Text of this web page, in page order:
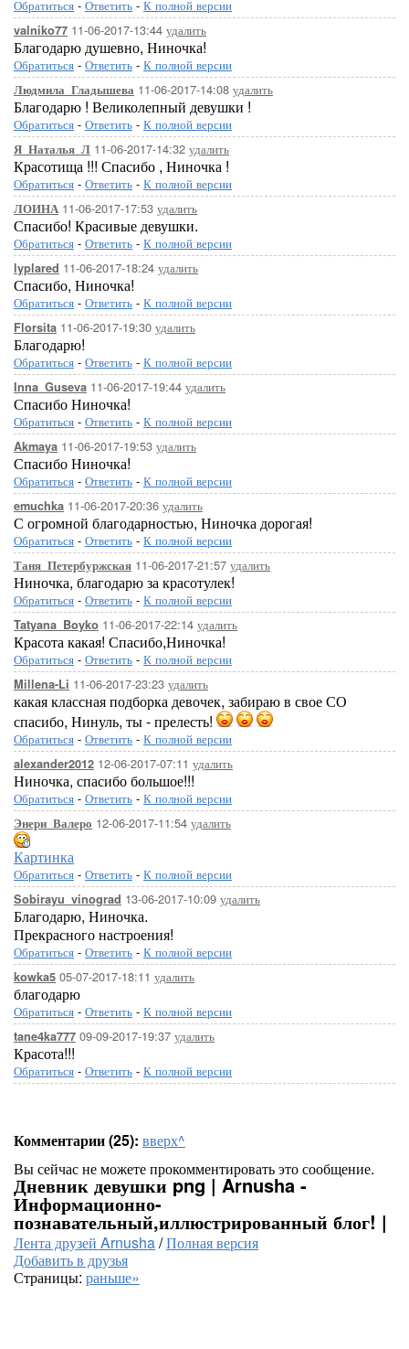
Обратиться - Ответить - К полной версии
valniko77 11-06-2017-13:44 удалить
Благодарю душевно, Ниночка!
Обратиться - Ответить - К полной версии
Людмила_Гладышева 11-06-2017-14:08 удалить
Благодарю ! Великолепный девушки !
Обратиться - Ответить - К полной версии
Я_Наталья_Л 11-06-2017-14:32 удалить
Красотища !!! Спасибо , Ниночка !
Обратиться - Ответить - К полной версии
ЛОИНА 11-06-2017-17:53 удалить
Спасибо! Красивые девушки.
Обратиться - Ответить - К полной версии
lyplared 11-06-2017-18:24 удалить
Спасибо, Ниночка!
Обратиться - Ответить - К полной версии
Florsita 11-06-2017-19:30 удалить
Благодарю!
Обратиться - Ответить - К полной версии
Inna_Guseva 11-06-2017-19:44 удалить
Спасибо Ниночка!
Обратиться - Ответить - К полной версии
Akmaya 11-06-2017-19:53 удалить
Спасибо Ниночка!
Обратиться - Ответить - К полной версии
emuchka 11-06-2017-20:36 удалить
С огромной благодарностью, Ниночка дорогая!
Обратиться - Ответить - К полной версии
Таня_Петербуржская 11-06-2017-21:57 удалить
Ниночка, благодарю за красотулек!
Обратиться - Ответить - К полной версии
Tatyana_Boyko 11-06-2017-22:14 удалить
Красота какая! Спасибо,Ниночка!
Обратиться - Ответить - К полной версии
Millena-Li 11-06-2017-23:23 удалить
какая классная подборка девочек, забираю в свое СО
спасибо, Нинуль, ты - прелесть!
Обратиться - Ответить - К полной версии
alexander2012 12-06-2017-07:11 удалить
Ниночка, спасибо большое!!!
Обратиться - Ответить - К полной версии
Энери_Валеро 12-06-2017-11:54 удалить
Картинка
Обратиться - Ответить - К полной версии
Sobirayu_vinograd 13-06-2017-10:09 удалить
Благодарю, Ниночка.
Прекрасного настроения!
Обратиться - Ответить - К полной версии
kowka5 05-07-2017-18:11 удалить
благодарю
Обратиться - Ответить - К полной версии
tane4ka777 09-09-2017-19:37 удалить
Красота!!!
Обратиться - Ответить - К полной версии
Комментарии (25): вверх^
Вы сейчас не можете прокомментировать это сообщение.
Дневник девушки png | Arnusha -
Информационно-
познавательный,иллюстрированный блог! |
Лента друзей Arnusha/Полная версия
Добавить в друзья
Страницы: раньше»